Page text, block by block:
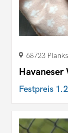
68723
Havaneser
Festpreis